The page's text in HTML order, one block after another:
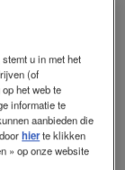
u in met het
(of
het web te
informatie te
aanbieden die
hierte klikken
» op onze website